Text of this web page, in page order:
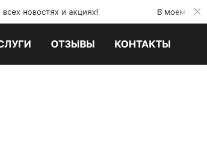
ОТЗЫВЫ КОНТАКТЫ
и акциях! В моем телеграмм